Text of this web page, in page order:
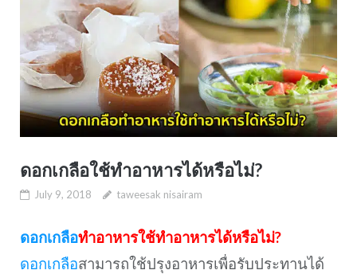
ดอกเกลือใช้ทำอาหารได้หรือไม่?
July 9, 2018 taweesak nisairam
ดอกเกลือทำอาหารใช้ทำอาหารได้หรือไม่?
ดอกเกลือสามารถใช้ปรุงอาหารเพื่อรับประทานได้